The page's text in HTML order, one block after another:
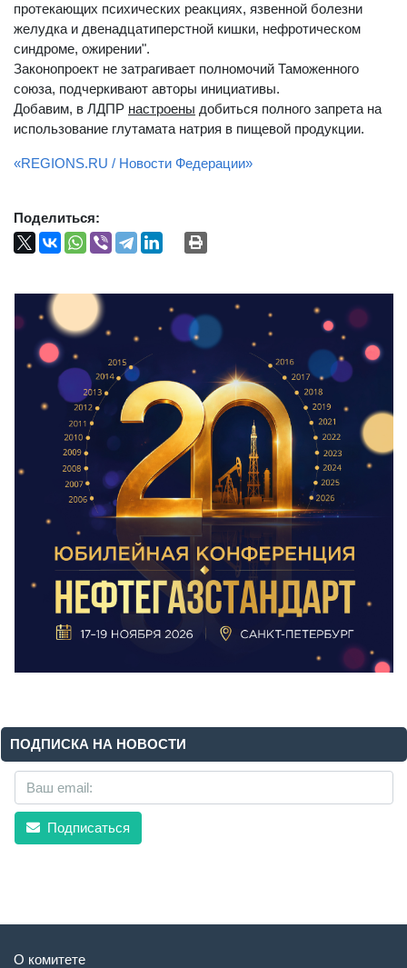
протекающих психических реакциях, язвенной болезни
желудка и двенадцатиперстной кишки, нефротическом
синдроме, ожирении".
Законопроект не затрагивает полномочий Таможенного
союза, подчеркивают авторы инициативы.
Добавим, в ЛДПР настроены добиться полного запрета на
использование глутамата натрия в пищевой продукции.
«REGIONS.RU / Новости Федерации»
Поделиться:
ПОДПИСКА НА НОВОСТИ
Подписаться
О комитете